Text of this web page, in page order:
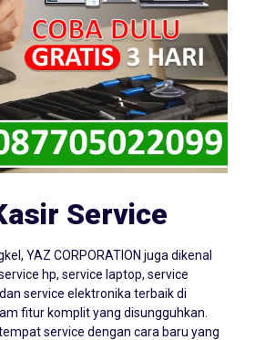
Service
YAZ CORPORATION juga dikenal
hp, service laptop, service
service elektronika terbaik di
fitur komplit yang disungguhkan.
service dengan cara baru yang